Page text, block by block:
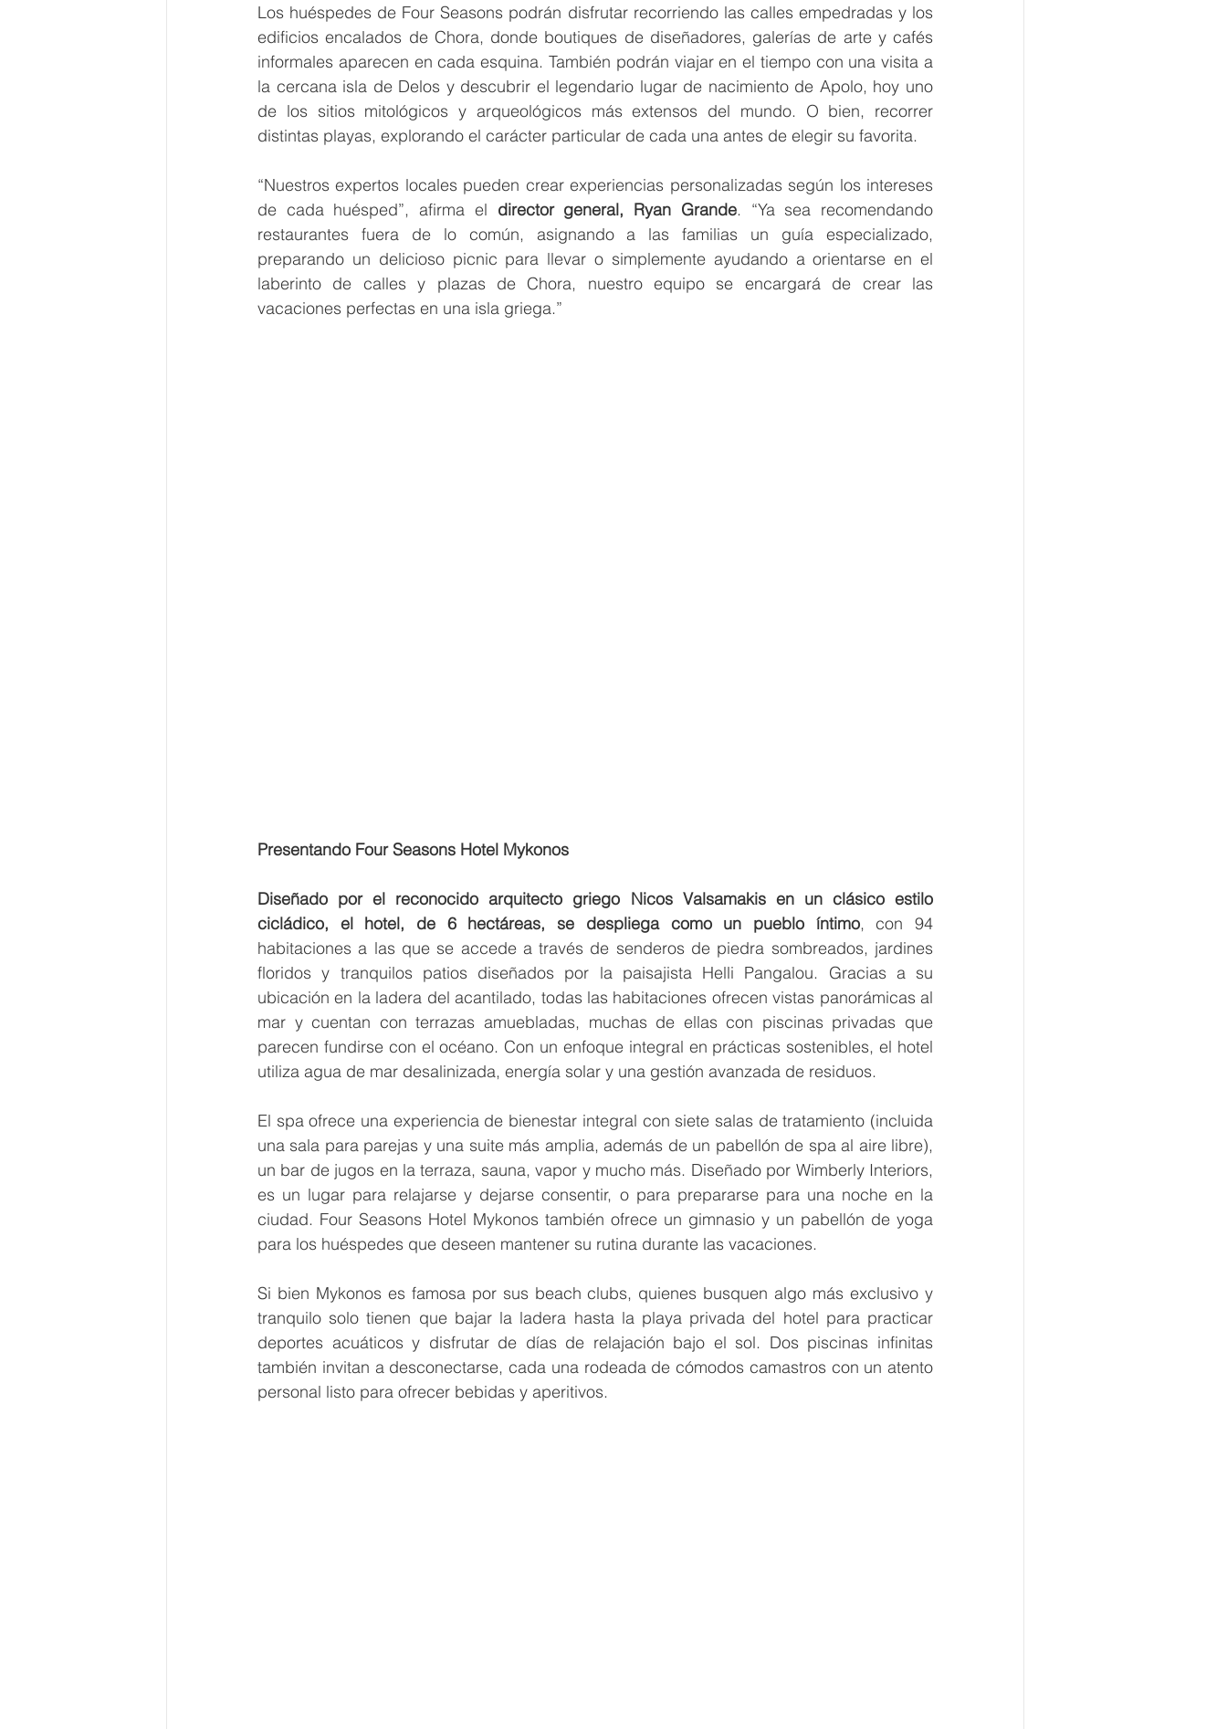
Los huéspedes de Four Seasons podrán disfrutar recorriendo las calles empedradas y los
edificios encalados de Chora, donde boutiques de diseñadores, galerías de arte y cafés
informales aparecen en cada esquina. También podrán viajar en el tiempo con una visita a
la cercana isla de Delos y descubrir el legendario lugar de nacimiento de Apolo, hoy uno
de los sitios mitológicos y arqueológicos más extensos del mundo. O bien, recorrer
distintas playas, explorando el carácter particular de cada una antes de elegir su favorita.
“Nuestros expertos locales pueden crear experiencias personalizadas según los intereses
de cada huésped”, afirma el director general, Ryan Grande. “Ya sea recomendando
restaurantes fuera de lo común, asignando a las familias un guía especializado,
preparando un delicioso picnic para llevar o simplemente ayudando a orientarse en el
laberinto de calles y plazas de Chora, nuestro equipo se encargará de crear las
vacaciones perfectas en una isla griega.”
Presentando Four Seasons Hotel Mykonos
Diseñado por el reconocido arquitecto griego Nicos Valsamakis en un clásico estilo
cicládico, el hotel, de 6 hectáreas, se despliega como un pueblo íntimo, con 94
habitaciones a las que se accede a través de senderos de piedra sombreados, jardines
floridos y tranquilos patios diseñados por la paisajista Helli Pangalou. Gracias a su
ubicación en la ladera del acantilado, todas las habitaciones ofrecen vistas panorámicas al
mar y cuentan con terrazas amuebladas, muchas de ellas con piscinas privadas que
parecen fundirse con el océano. Con un enfoque integral en prácticas sostenibles, el hotel
utiliza agua de mar desalinizada, energía solar y una gestión avanzada de residuos.
El spa ofrece una experiencia de bienestar integral con siete salas de tratamiento (incluida
una sala para parejas y una suite más amplia, además de un pabellón de spa al aire libre),
un bar de jugos en la terraza, sauna, vapor y mucho más. Diseñado por Wimberly Interiors,
es un lugar para relajarse y dejarse consentir, o para prepararse para una noche en la
ciudad. Four Seasons Hotel Mykonos también ofrece un gimnasio y un pabellón de yoga
para los huéspedes que deseen mantener su rutina durante las vacaciones.
Si bien Mykonos es famosa por sus beach clubs, quienes busquen algo más exclusivo y
tranquilo solo tienen que bajar la ladera hasta la playa privada del hotel para practicar
deportes acuáticos y disfrutar de días de relajación bajo el sol. Dos piscinas infinitas
también invitan a desconectarse, cada una rodeada de cómodos camastros con un atento
personal listo para ofrecer bebidas y aperitivos.